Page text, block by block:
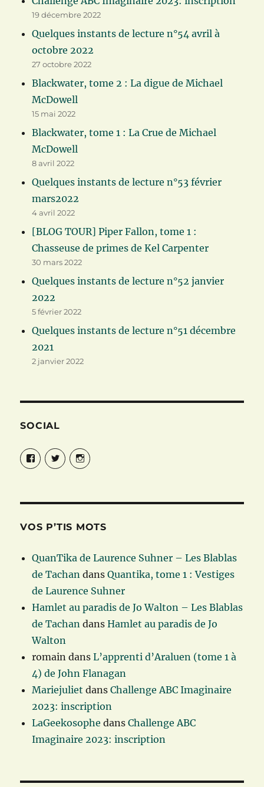
19 décembre 2022
Quelques instants de lecture n°54 avril à
octobre 2022
27 octobre 2022
Blackwater, tome 2 : La digue de Michael
McDowell
15 mai 2022
Blackwater, tome 1 : La Crue de Michael
McDowell
8 avril 2022
Quelques instants de lecture n°53 février
mars2022
4 avril 2022
[BLOG TOUR] Piper Fallon, tome 1 :
Chasseuse de primes de Kel Carpenter
30 mars 2022
Quelques instants de lecture n°52 janvier
2022
5 février 2022
Quelques instants de lecture n°51 décembre
2021
2 janvier 2022
SOCIAL
FacebookTwitterInstagram
VOS P’TIS MOTS
QuanTika de Laurence Suhner – Les Blablas
de Tachan dansQuantika, tome 1 : Vestiges
de Laurence Suhner
Hamlet au paradis de Jo Walton – Les Blablas
de Tachan dansHamlet au paradis de Jo
Walton
romain dansL’apprenti d’Araluen (tome 1 à
4) de John Flanagan
Mariejuliet dansChallenge ABC Imaginaire
2023: inscription
LaGeekosophe dansChallenge ABC
Imaginaire 2023: inscription